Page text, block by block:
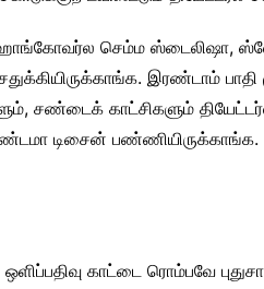
ஹாங்கோவர்ல செம்ம
இரண்டாம்
சண்டைக் காட்சிகளும்
டிசைன் பண்ணியிருக்காங்க.
காட்டை ரொம்பவே